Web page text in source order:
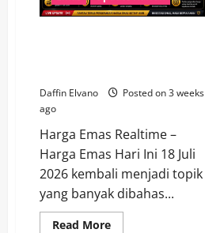
Antam
Berada
Daffin Elvano
Posted on 3 weeks
ago
Harga Emas Realtime –
Harga Emas Hari Ini 18 Juli
2026 kembali menjadi topik
yang banyak dibahas...
Read MoreRead